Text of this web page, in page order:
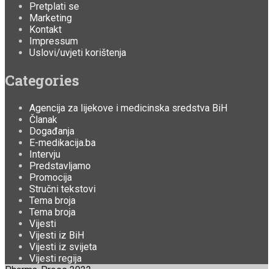
Pretplati se
Marketing
Kontakt
Impressum
Uslovi/uvjeti korištenja
Categories
Agencija za lijekove i medicinska sredstva BiH
Članak
Događanja
E-medikacija.ba
Intervju
Predstavljamo
Promocija
Stručni tekstovi
Tema broja
Tema broja
Vijesti
Vijesti iz BiH
Vijesti iz svijeta
Vijesti regija